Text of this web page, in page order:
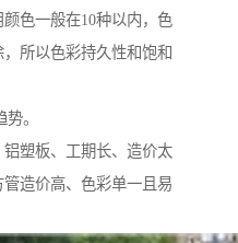
色一般在10种以内，色
所以色彩持久性和饱和
势。
塑板、工期长、造价太
造价高、色彩单一且易